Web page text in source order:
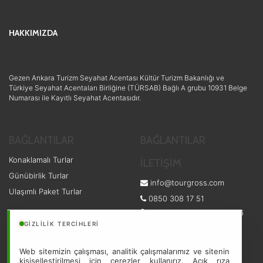
GIZLILIK TERCIHLERI
Web sitemizin çalışması, analitik çalışmalarımız ve sitenin
kişiselleştirilmesi için çerezler kullanırız. Açık rıza
HAKKIMIZDA
Gezen Ankara Turizm Seyahat Acentası Kültür Turizm Bakanlığı ve
Türkiye Seyahat Acentaları Birliğine (TÜRSAB) Bağlı A grubu 10931 Belge
Numarası ile Kayıtlı Seyahat Acentasıdır.
Konaklamalı Turlar
Günübirlik Turlar
Ulaşımlı Paket Turlar
info@tourgross.com
0850 308 17 51
Kızılay Atatürk Bulvarı 83/6